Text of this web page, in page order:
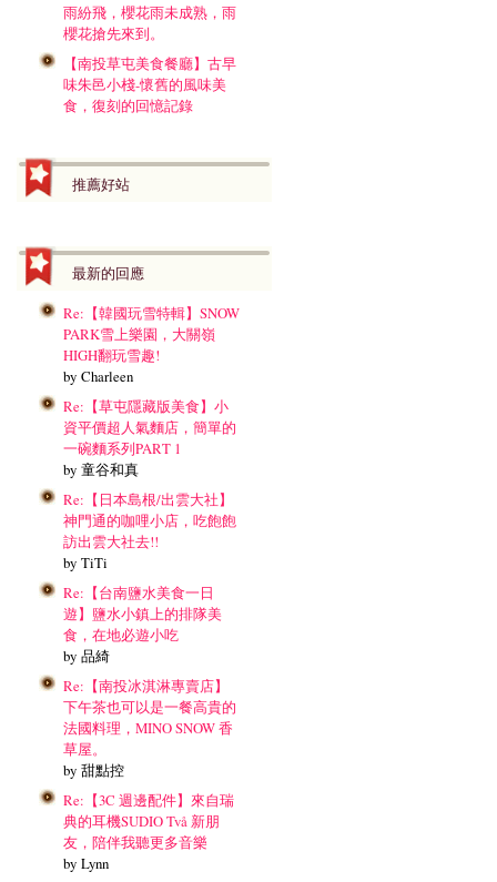
雨紛飛，櫻花雨未成熟，雨
櫻花搶先來到。
【南投草屯美食餐廳】古早
味朱邑小棧-懷舊的風味美
食，復刻的回憶記錄
推薦好站
最新的回應
Re:【韓國玩雪特輯】SNOW
PARK雪上樂園，大關嶺
HIGH翻玩雪趣!
by Charleen
Re:【草屯隱藏版美食】小
資平價超人氣麵店，簡單的
一碗麵系列PART 1
by 童谷和真
Re:【日本島根/出雲大社】
神門通的咖哩小店，吃飽飽
訪出雲大社去!!
by TiTi
Re:【台南鹽水美食一日
遊】鹽水小鎮上的排隊美
食，在地必遊小吃
by 品綺
Re:【南投冰淇淋專賣店】
下午茶也可以是一餐高貴的
法國料理，MINO SNOW 香
草屋。
by 甜點控
Re:【3C 週邊配件】來自瑞
典的耳機SUDIO Två 新朋
友，陪伴我聽更多音樂
by Lynn